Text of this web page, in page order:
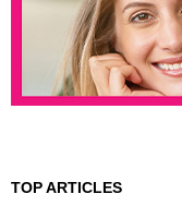
TOP ARTICLES